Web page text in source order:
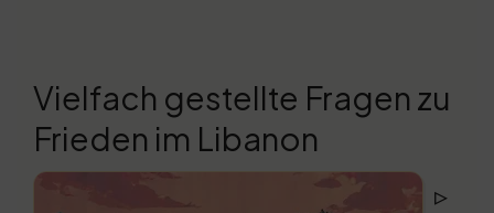
Vielfach gestellte Fragen zu
Frieden im Libanon
▹